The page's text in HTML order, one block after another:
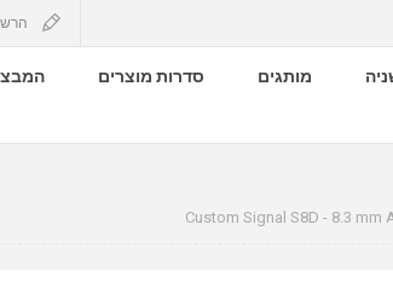
מותגים סדרות מוצרים
Custom Signal S8D - 8.3 mm